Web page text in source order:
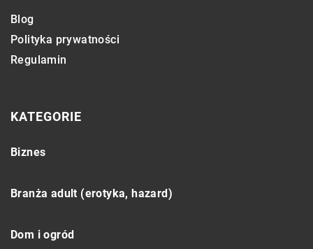
Blog
Polityka prywatności
Regulamin
KATEGORIE
Biznes
Branża adult (erotyka, hazard)
Dom i ogród